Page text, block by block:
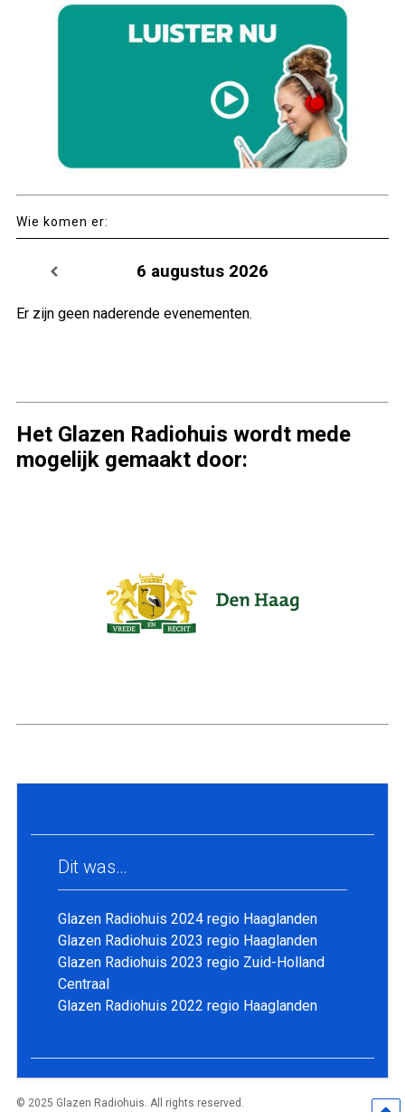
Wie komen er:
6 augustus 2026
Er zijn geen naderende evenementen.
Het Glazen Radiohuis wordt mede
mogelijk gemaakt door:
Dit was…
Glazen Radiohuis 2024 regio Haaglanden
Glazen Radiohuis 2023 regio Haaglanden
Glazen Radiohuis 2023 regio Zuid-Holland
Centraal
Glazen Radiohuis 2022 regio Haaglanden
© 2025 Glazen Radiohuis. All rights reserved.